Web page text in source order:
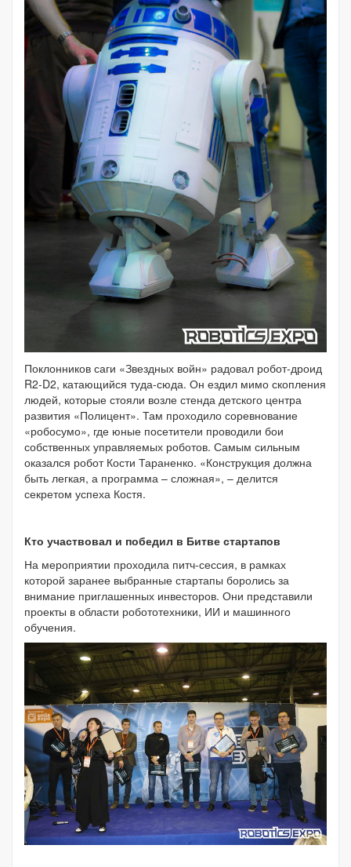
Поклонников саги «Звездных войн» радовал робот-дроид
R2-D2, катающийся туда-сюда. Он ездил мимо скопления
людей, которые стояли возле стенда детского центра
развития «Полицент». Там проходило соревнование
«робосумо», где юные посетители проводили бои
собственных управляемых роботов. Самым сильным
оказался робот Кости Тараненко. «Конструкция должна
быть легкая, а программа – сложная», – делится
секретом успеха Костя.
Кто участвовал и победил в Битве стартапов
На мероприятии проходила питч-сессия, в рамках
которой заранее выбранные стартапы боролись за
внимание приглашенных инвесторов. Они представили
проекты в области робототехники, ИИ и машинного
обучения.